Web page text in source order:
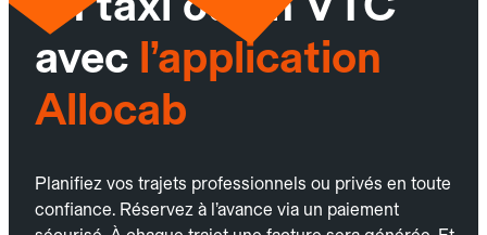
avec l’application
Allocab
Planifiez vos trajets professionnels ou privés en toute
confiance. Réservez à l’avance via un paiement